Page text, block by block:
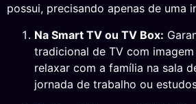
possui, precisando apenas de uma
Na Smart TV ou TV Box:
tradicional de TV com
relaxar com a família na sala
jornada de trabalho ou